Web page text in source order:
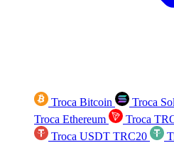
Troca Bitcoin Troca
Troca Ethereum
Troca
Troca USDT TRC20